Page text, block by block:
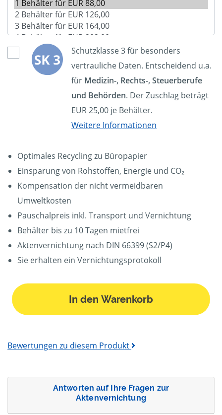
Schutzklasse 3 für besonders
vertrauliche Daten. Entscheidend u.a.
für Medizin-, Rechts-, Steuerberufe
und Behörden. Der Zuschlag beträgt
EUR 25,00 je Behälter.
Weitere Informationen
Optimales Recycling zu Büropapier
Einsparung von Rohstoffen, Energie und CO₂
Kompensation der nicht vermeidbaren
Umweltkosten
Pauschalpreis inkl. Transport und Vernichtung
Behälter bis zu 10 Tagen mietfrei
Aktenvernichtung nach DIN 66399 (S2/P4)
Sie erhalten ein Vernichtungsprotokoll
In den Warenkorb
Bewertungen zu diesem Produkt
Antworten auf Ihre Fragen zur
Aktenvernichtung